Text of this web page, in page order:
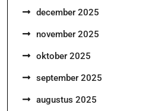
december 2025
november 2025
oktober 2025
september 2025
augustus 2025